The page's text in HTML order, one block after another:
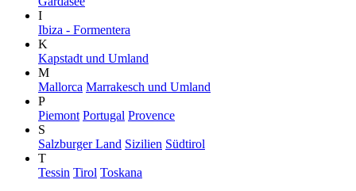
I
Ibiza - Formentera
K
Kapstadt und Umland
M
Mallorca Marrakesch und Umland
P
Piemont Portugal Provence
S
Salzburger Land Sizilien Südtirol
T
Tessin Tirol Toskana